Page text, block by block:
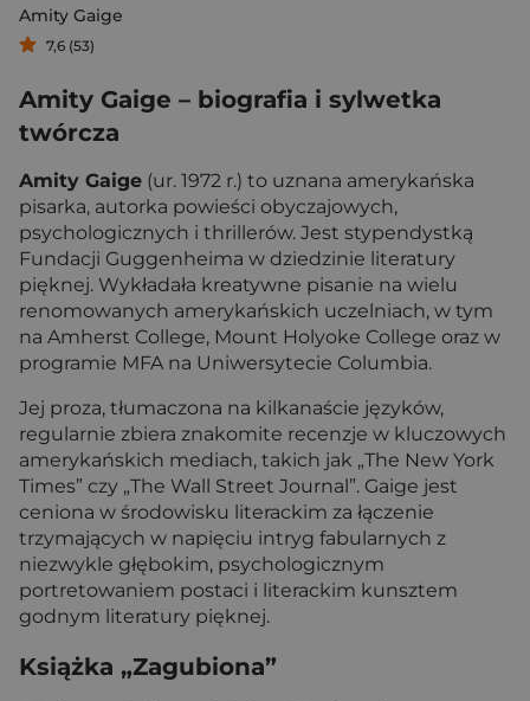
Amity Gaige
7,6 (53)
Amity Gaige – biografia i sylwetka
twórcza
Amity Gaige (ur. 1972 r.) to uznana amerykańska
pisarka, autorka powieści obyczajowych,
psychologicznych i thrillerów. Jest stypendystką
Fundacji Guggenheima w dziedzinie literatury
pięknej. Wykładała kreatywne pisanie na wielu
renomowanych amerykańskich uczelniach, w tym
na Amherst College, Mount Holyoke College oraz w
programie MFA na Uniwersytecie Columbia.
Jej proza, tłumaczona na kilkanaście języków,
regularnie zbiera znakomite recenzje w kluczowych
amerykańskich mediach, takich jak „The New York
Times” czy „The Wall Street Journal”. Gaige jest
ceniona w środowisku literackim za łączenie
trzymających w napięciu intryg fabularnych z
niezwykle głębokim, psychologicznym
portretowaniem postaci i literackim kunsztem
godnym literatury pięknej.
Książka „Zagubiona”